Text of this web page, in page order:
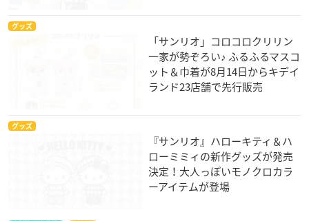
グッズ
「サンリオ」コロコロクリリン
一家が勢ぞろい♪ ふるふるマスコ
ット＆巾着が8月14日からキデイ
ランド23店舗で先行販売
グッズ
『サンリオ』ハローキティ＆ハ
ローミミィの新作グッズが発売
決定！大人っぽいモノクロカラ
ーアイテムが登場